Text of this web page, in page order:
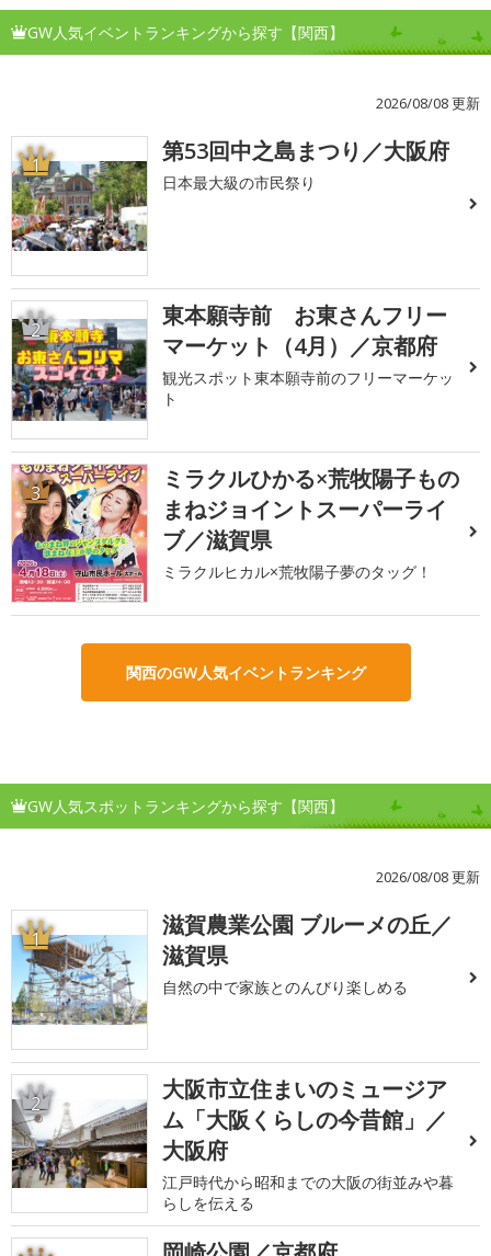
GW人気イベントランキングから探す【関西】
2026/08/08 更新
1 第53回中之島まつり／大阪府
日本最大級の市民祭り
2
東本願寺前 お東さんフリー
マーケット（4月）／京都府
観光スポット東本願寺前のフリーマーケッ
ト
3
ミラクルひかる×荒牧陽子もの
まねジョイントスーパーライ
ブ／滋賀県
ミラクルヒカル×荒牧陽子夢のタッグ！
関西のGW人気イベントランキング
GW人気スポットランキングから探す【関西】
2026/08/08 更新
1
滋賀農業公園 ブルーメの丘／
滋賀県
自然の中で家族とのんびり楽しめる
2
大阪市立住まいのミュージア
ム「大阪くらしの今昔館」／
大阪府
江戸時代から昭和までの大阪の街並みや暮
らしを伝える